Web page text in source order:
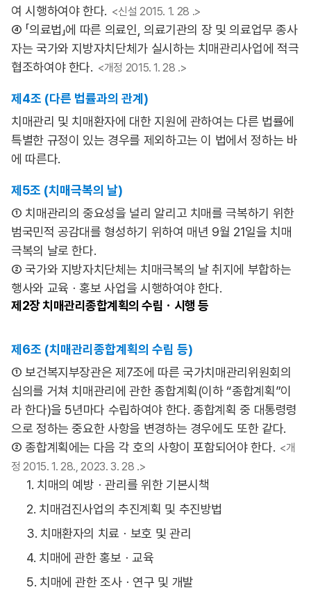
여 시행하여야 한다. <신설 2015. 1. 28 .>
④ 「의료법」에 따른 의료인, 의료기관의 장 및 의료업무 종사
자는 국가와 지방자치단체가 실시하는 치매관리사업에 적극
협조하여야 한다. <개정 2015. 1. 28 .>
제4조 (다른 법률과의 관계)
치매관리 및 치매환자에 대한 지원에 관하여는 다른 법률에
특별한 규정이 있는 경우를 제외하고는 이 법에서 정하는 바
에 따른다.
제5조 (치매극복의 날)
① 치매관리의 중요성을 널리 알리고 치매를 극복하기 위한
범국민적 공감대를 형성하기 위하여 매년 9월 21일을 치매
극복의 날로 한다.
② 국가와 지방자치단체는 치매극복의 날 취지에 부합하는
행사와 교육ㆍ홍보 사업을 시행하여야 한다.
제2장치매관리종합계획의 수립ㆍ시행 등
제6조 (치매관리종합계획의 수립 등)
① 보건복지부장관은 제7조에 따른 국가치매관리위원회의
심의를 거쳐 치매관리에 관한 종합계획(이하 “종합계획”이
라 한다)을 5년마다 수립하여야 한다. 종합계획 중 대통령령
으로 정하는 중요한 사항을 변경하는 경우에도 또한 같다.
② 종합계획에는 다음 각 호의 사항이 포함되어야 한다. <개
정 2015. 1. 28., 2023. 3. 28 .>
1. 치매의 예방ㆍ관리를 위한 기본시책
2. 치매검진사업의 추진계획 및 추진방법
3. 치매환자의 치료ㆍ보호 및 관리
4. 치매에 관한 홍보ㆍ교육
5. 치매에 관한 조사ㆍ연구 및 개발